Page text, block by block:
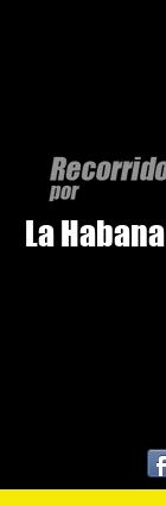
La Habana